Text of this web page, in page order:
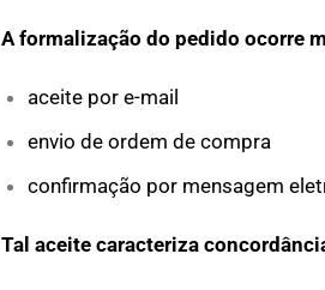
A formalização do pedido ocorre
aceite por e-mail
envio de ordem de compra
confirmação por mensagem
Tal aceite caracteriza